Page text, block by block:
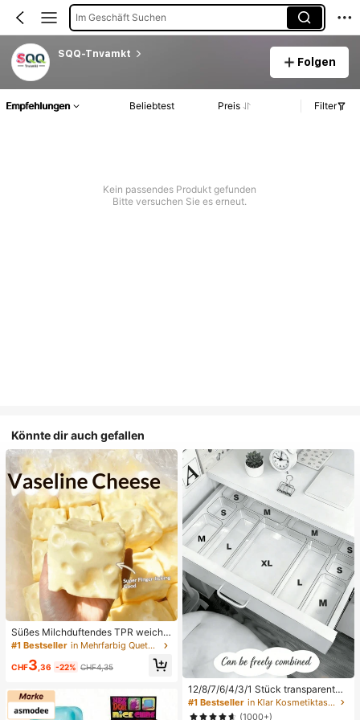
Im Geschäft Suchen
SQQ-Tnvamkt
Folgen
Empfehlungen Beliebtest Preis Filter
Kein passendes Produkt gefunden
Bitte versuchen Sie es erneut.
Könnte dir auch gefallen
Süßes Milchduftendes TPR weiche
s quetschbares Dumpling-förmiges
Stressabbau-Spielzeug, 5cm niedli
ches lustiges Quetsch-Stressabbau
Geschenk, geeignet für Geburtstag,
Ostern, Halloween, Weihnachten un
d verschiedene Partygeschenke, st
#1 Bestseller in Mehrfarbig Quetschspielzeug für Teenager
CHF3 ,36 -22% CHF4,35
12/8/7/6/4/3/1 Stück transparente
Desktop-Schubladen-Aufbewahru
ngsbox, geeignet zum Organisieren
#1 Bestseller
in Klar Kosmetiktaschen & -koffer
(1000+)